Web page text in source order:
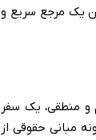
یک مرجع سریع و
و منطقی، یک سفر
مبانی حقوقی از